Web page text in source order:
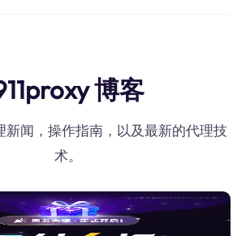
博客
新闻，操作指南，以及最新的代理技
术。